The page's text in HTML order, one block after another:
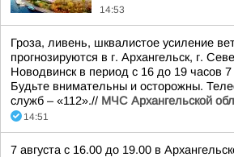
14:53
Гроза, ливень, шквалистое усиление
прогнозируются в г. Архангельск, г.
Новодвинск в период с 16 до 19 часов 7
Будьте внимательны и осторожны.
служб – «112».// МЧС Архангельской
14:51
7 августа с 16.00 до 19.00 в